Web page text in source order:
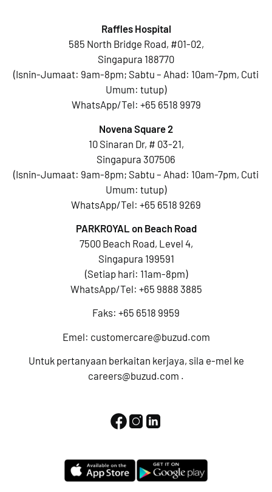
Raffles Hospital
585 North Bridge Road, #01-02,
Singapura 188770
(Isnin-Jumaat: 9am-8pm; Sabtu – Ahad: 10am-7pm, Cuti
Umum: tutup)
WhatsApp/Tel: +65 6518 9979
Novena Square 2
10 Sinaran Dr, # 03-21,
Singapura 307506
(Isnin-Jumaat: 9am-8pm; Sabtu – Ahad: 10am-7pm, Cuti
Umum: tutup)
WhatsApp/Tel: +65 6518 9269
PARKROYAL on Beach Road
7500 Beach Road, Level 4,
Singapura 199591
(Setiap hari: 11am-8pm)
WhatsApp/Tel: +65 9888 3885
Faks: +65 6518 9959
Emel: customercare@buzud.com
Untuk pertanyaan berkaitan kerjaya, sila e-mel ke
careers@buzud.com .